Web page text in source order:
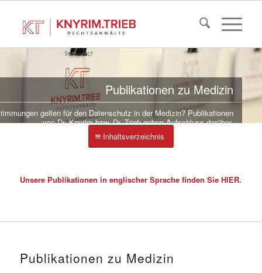
Publikationen zu Medizin
gelten für den Datenschutz in der Medizin? Publikationen
von Dr. Knyrim bzw. Dr. Trieb geben Aufschluss darüber.
Inhaltsverzeichnis
Unsere Publikationen in englischer Sprache finden Sie HIER.
Publikationen zu Medizin